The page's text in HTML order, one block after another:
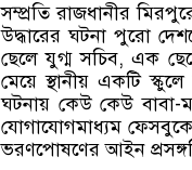
সম্প্রতি রাজধানীর
উদ্ধারের ঘটনা পুরো
ছেলে যুগ্ম সচিব, এক
মেয়ে স্থানীয় একটি
ঘটনায় কেউ কেউ বাবা-
যোগাযোগমাধ্যম
ভরণপোষণের আইন